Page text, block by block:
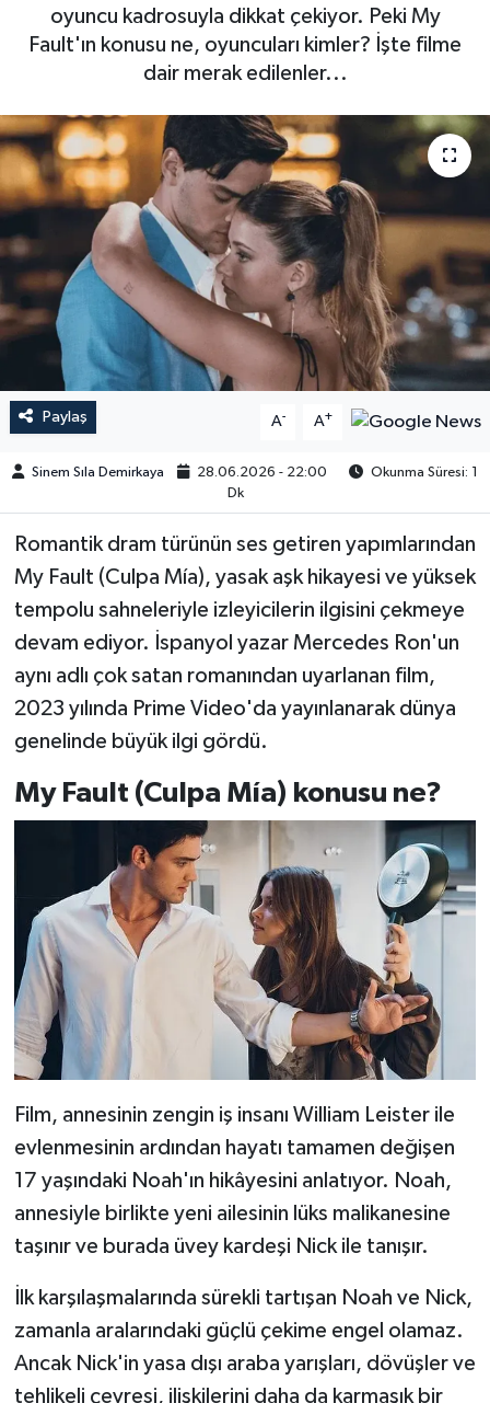
oyuncu kadrosuyla dikkat çekiyor. Peki My
Fault'ın konusu ne, oyuncuları kimler? İşte filme
dair merak edilenler...
Paylaş A- A+
Sinem Sıla Demirkaya 28.06.2026 - 22:00
Okunma Süresi: 1
Dk
Romantik dram türünün ses getiren yapımlarından
My Fault (Culpa Mía), yasak aşk hikayesi ve yüksek
tempolu sahneleriyle izleyicilerin ilgisini çekmeye
devam ediyor. İspanyol yazar Mercedes Ron'un
aynı adlı çok satan romanından uyarlanan film,
2023 yılında Prime Video'da yayınlanarak dünya
genelinde büyük ilgi gördü.
My Fault (Culpa Mía) konusu ne?
Film, annesinin zengin iş insanı William Leister ile
evlenmesinin ardından hayatı tamamen değişen
17 yaşındaki Noah'ın hikâyesini anlatıyor. Noah,
annesiyle birlikte yeni ailesinin lüks malikanesine
taşınır ve burada üvey kardeşi Nick ile tanışır.
İlk karşılaşmalarında sürekli tartışan Noah ve Nick,
zamanla aralarındaki güçlü çekime engel olamaz.
Ancak Nick'in yasa dışı araba yarışları, dövüşler ve
tehlikeli çevresi, ilişkilerini daha da karmaşık bir